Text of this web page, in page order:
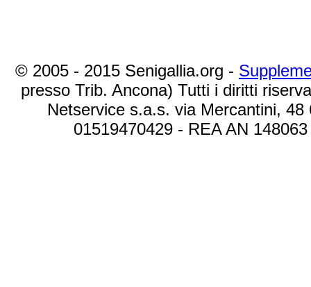
© 2005 - 2015 Senigallia.org -
presso Trib. Ancona) Tutti i diritti
Netservice s.a.s. via Mercantini,
01519470429 - REA AN